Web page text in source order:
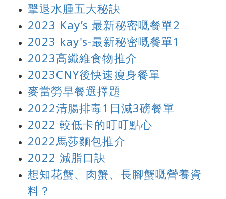
擊退水腫五大秘訣
2023 Kay’s 最新秘密嘅餐單2
2023 kay's-最新秘密嘅餐單1
2023高纖維食物推介
2023CNY後快速瘦身餐單
麥當勞早餐選擇題
2022清腸排毒1日減3磅餐單
2022 較低卡的叮叮點心
2022馬莎麵包推介
2022 減脂口訣
想知花蟹、肉蟹、長腳蟹嘅營養資
料？